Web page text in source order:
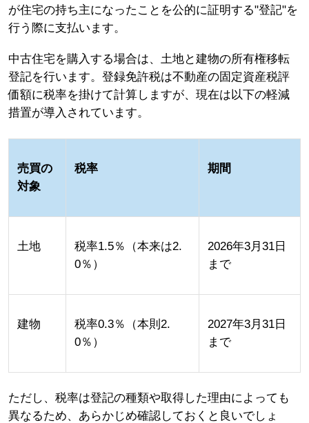
が住宅の持ち主になったことを公的に証明する"登記"を
行う際に支払います。
中古住宅を購入する場合は、土地と建物の所有権移転
登記を行います。登録免許税は不動産の固定資産税評
価額に税率を掛けて計算しますが、現在は以下の軽減
措置が導入されています。
売買の
対象
税率 期間
土地
税率1.5％（本来は2.
0％）
2026年3月31日
まで
建物
税率0.3％（本則2.
0％）
2027年3月31日
まで
ただし、税率は登記の種類や取得した理由によっても
異なるため、あらかじめ確認しておくと良いでしょ